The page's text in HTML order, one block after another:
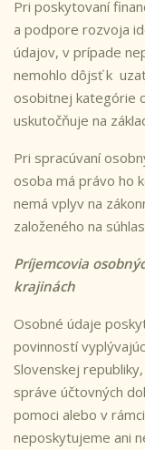
Pri poskytovaní
a podpore rozvoja
údajov, v prípade
nemohlo dôjsť k
osobitnej kategórie
uskutočňuje na
Pri spracúvaní
osoba má právo ho
nemá vplyv na
založeného na
Príjemcovia
krajinách
Osobné údaje
povinností
Slovenskej
správe účtovných
pomoci alebo v
neposkytujeme ani